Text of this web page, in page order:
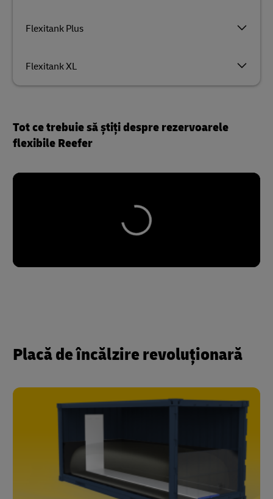
Flexitank Plus
Flexitank XL
Tot ce trebuie să știți despre rezervoarele
flexibile Reefer
Placă de încălzire revoluționară